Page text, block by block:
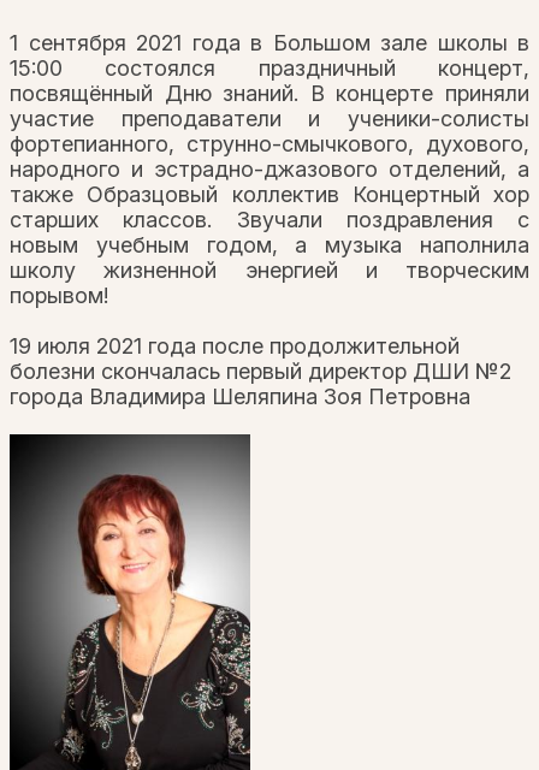
1 сентября 2021 года в Большом зале школы в
15:00 состоялся праздничный концерт,
посвящённый Дню знаний. В концерте приняли
участие преподаватели и ученики-солисты
фортепианного, струнно-смычкового, духового,
народного и эстрадно-джазового отделений, а
также Образцовый коллектив Концертный хор
старших классов. Звучали поздравления с
новым учебным годом, а музыка наполнила
школу жизненной энергией и творческим
порывом!
19 июля 2021 года после продолжительной
болезни скончалась первый директор ДШИ №2
города Владимира Шеляпина Зоя Петровна